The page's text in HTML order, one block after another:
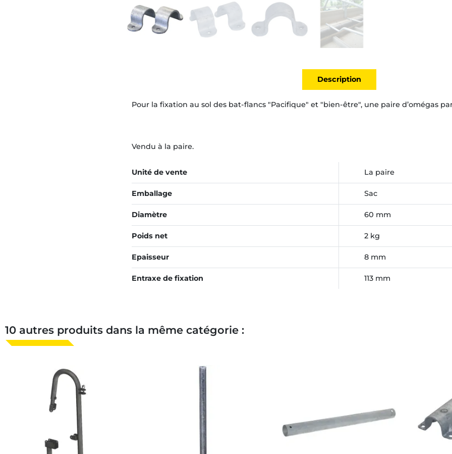
Description
Pour la fixation au sol des bat-flancs "Pacifique" et "bien-être", une paire d’omégas
Vendu à la paire.
Unité de vente La paire
Emballage Sac
Diamètre 60 mm
Poids net 2 kg
Epaisseur 8 mm
Entraxe de fixation 113 mm
10 autres produits dans la même catégorie :